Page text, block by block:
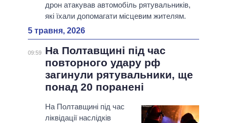
дрон атакував автомобіль рятувальників,
які їхали допомагати місцевим жителям.
5 травня, 2026
09:59
На Полтавщині під час
повторного удару рф
загинули рятувальники, ще
понад 20 поранені
На Полтавщині під час
ліквідації наслідків